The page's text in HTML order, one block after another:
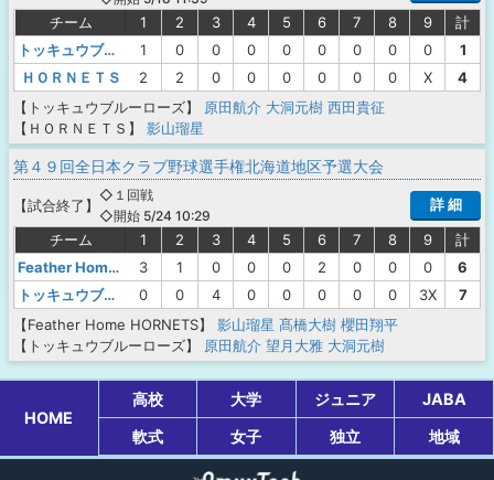
チーム 1 2 3 4 5 6 7 8 9
計
トッキュウブルーローズ
1 0 0 0 0 0 0 0 0
1
ＨＯＲＮＥＴＳ
2 2 0 0 0 0 0 0 X
4
【トッキュウブルーローズ】
原田航介 大洞元樹 西田貴征
【ＨＯＲＮＥＴＳ】
影山瑠星
第４９回全日本クラブ野球選手権北海道地区予選大会
【試合終了 】
◇１回戦
◇開始 5/24 10:29
詳 細
チーム 1 2 3 4 5 6 7 8 9
計
Feather Home HORNETS
3 1 0 0 0 2 0 0 0
6
トッキュウブルーローズ
0 0 4 0 0 0 0 0 3X
7
【Feather Home HORNETS】
影山瑠星 髙橋大樹 櫻田翔平
【トッキュウブルーローズ】
原田航介 望月大雅 大洞元樹
HOME
高校 大学 ジュニア
JABA
軟式
女子 独立 地域